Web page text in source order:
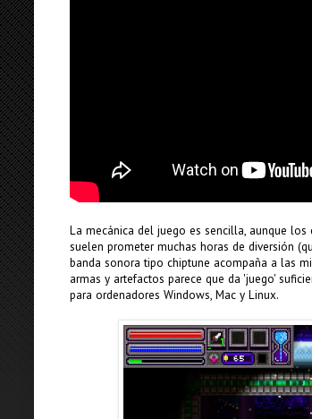
La mecánica del juego es sencilla, aunque
suelen prometer muchas horas de diversión
banda sonora tipo chiptune acompaña a las
armas y artefactos parece que da 'juego'
para ordenadores Windows, Mac y Linux.